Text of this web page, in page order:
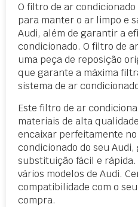
O filtro de ar
para manter o ar limpo e
Audi, além de garantir a
condicionado. O filtro de
uma peça de reposição
que garante a máxima
sistema de ar
Este filtro de ar
materiais de alta
encaixar perfeitamente
condicionado do seu
substituição fácil e
vários modelos de Audi.
compatibilidade com o
compra.